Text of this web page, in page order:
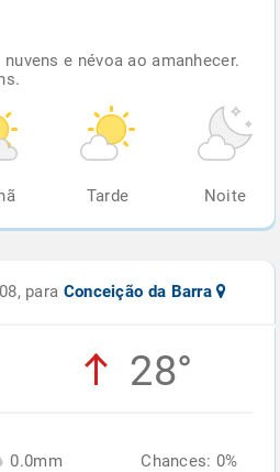
e névoa ao amanhecer.
Tarde Noite
para Conceição da Barra
28°
0.0mm
Chances: 0%